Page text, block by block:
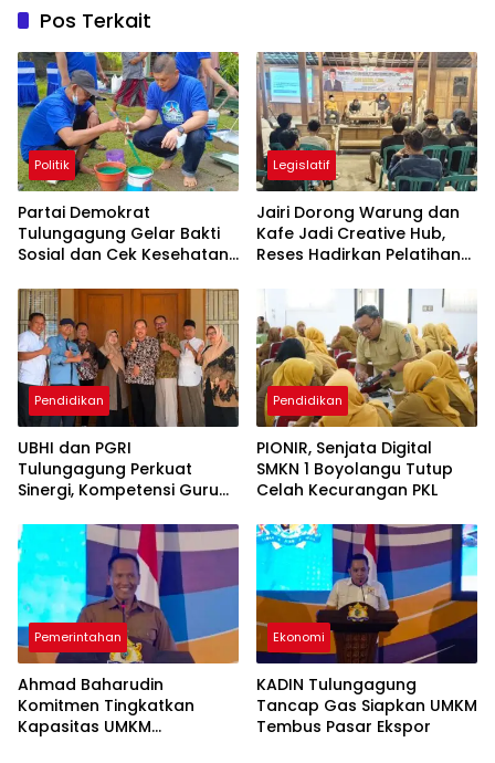
Pos Terkait
Politik
Partai Demokrat
Tulungagung Gelar Bakti
Sosial dan Cek Kesehatan
Legislatif
Jairi Dorong Warung dan
Kafe Jadi Creative Hub,
Reses Hadirkan Pelatihan
Pendidikan
UBHI dan PGRI
Tulungagung Perkuat
Sinergi, Kompetensi Guru
Pendidikan
PIONIR, Senjata Digital
SMKN 1 Boyolangu Tutup
Celah Kecurangan PKL
Pemerintahan
Ahmad Baharudin
Komitmen Tingkatkan
Kapasitas UMKM
Ekonomi
KADIN Tulungagung
Tancap Gas Siapkan UMKM
Tembus Pasar Ekspor